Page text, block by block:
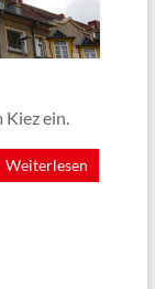
ein.
Weiterlesen